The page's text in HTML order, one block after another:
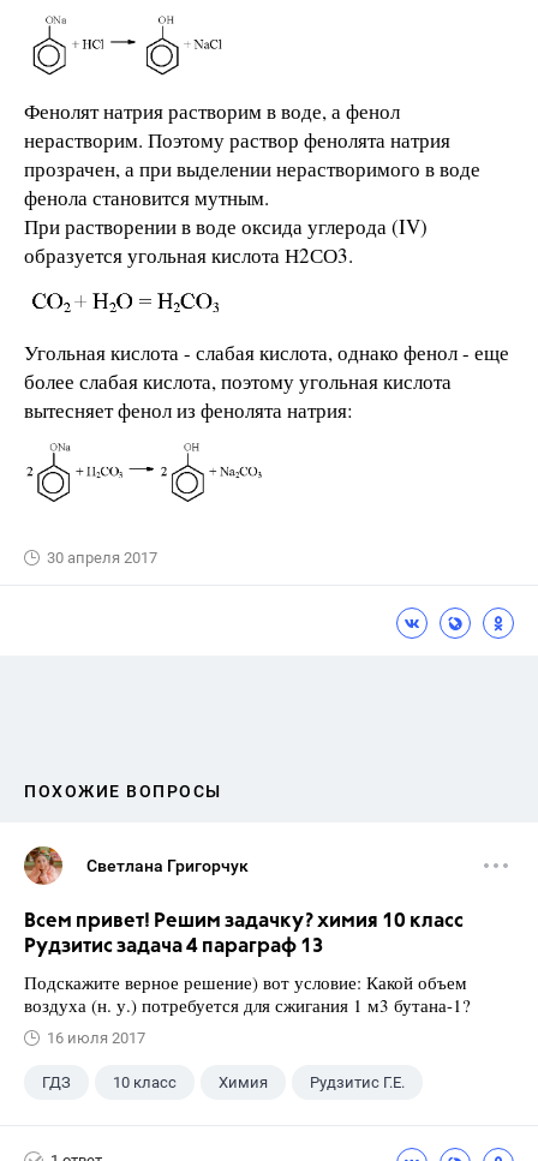
Фенолят натрия растворим в воде, а фенол
нерастворим. Поэтому раствор фенолята натрия
прозрачен, а при выделении нерастворимого в воде
фенола становится мутным.
При растворении в воде оксида углерода (IV)
образуется угольная кислота Н2СО3.
Угольная кислота - слабая кислота, однако фенол - еще
более слабая кислота, поэтому угольная кислота
вытесняет фенол из фенолята натрия:
30 апреля 2017
ПОХОЖИЕ ВОПРОСЫ
Светлана Григорчук
Всем привет! Решим задачку? химия 10 класс
Рудзитис задача 4 параграф 13
Подскажите верное решение) вот условие: Какой объем
воздуха (н. у.) потребуется для сжигания 1 м3 бутана-1?
16 июля 2017
ГДЗ 10 класс Химия Рудзитис Г.Е.